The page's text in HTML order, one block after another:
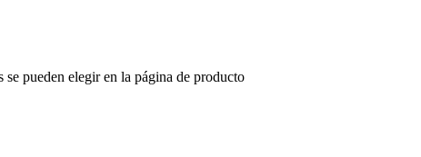
pueden elegir en la página de producto